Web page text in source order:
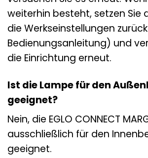
weiterhin besteht, setzen Sie
die Werkseinstellungen
Bedienungsanleitung) und
die Einrichtung erneut.
Ist die Lampe für den
geeignet?
Nein, die EGLO CONNECT
ausschließlich für den
geeignet.